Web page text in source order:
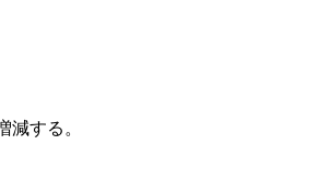
する。